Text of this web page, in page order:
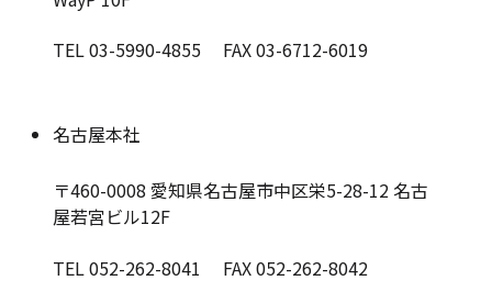
TEL 03-5990-4855 FAX 03-6712-6019
名古屋本社
〒460-0008 愛知県名古屋市中区栄5-28-12 名古
屋若宮ビル12F
TEL 052-262-8041 FAX 052-262-8042